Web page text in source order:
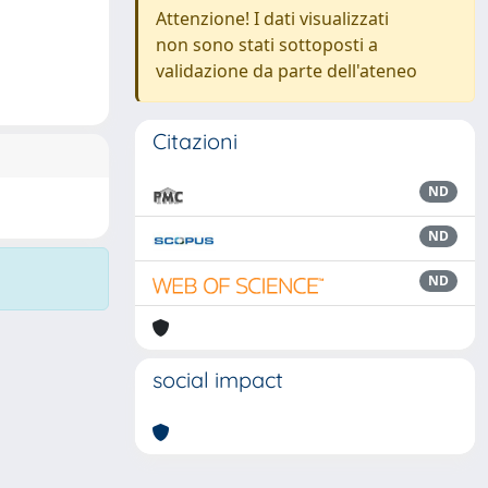
Attenzione! I dati visualizzati
non sono stati sottoposti a
validazione da parte dell'ateneo
Citazioni
ND
ND
ND
social impact